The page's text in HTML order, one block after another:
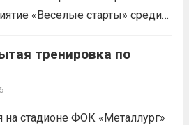
«Веселые старты» среди
на
главной целью
ставили сплочение
тренировка по
на стадионе ФОК «Металлург»